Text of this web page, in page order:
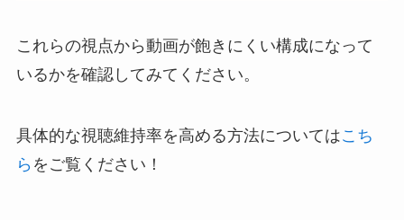
これらの視点から動画が飽きにくい構成になって
いるかを確認してみてください。
具体的な視聴維持率を高める方法についてはこち
ら をご覧ください！